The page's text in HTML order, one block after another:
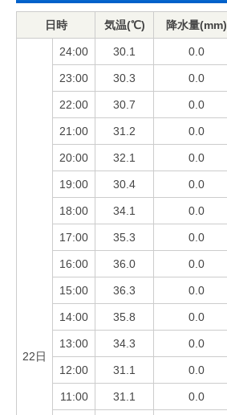
日時 気温(℃) 降水量(mm)
22日
24:00 30.1 0.0
23:00 30.3 0.0
22:00 30.7 0.0
21:00 31.2 0.0
20:00 32.1 0.0
19:00 30.4 0.0
18:00 34.1 0.0
17:00 35.3 0.0
16:00 36.0 0.0
15:00 36.3 0.0
14:00 35.8 0.0
13:00 34.3 0.0
12:00 31.1 0.0
11:00 31.1 0.0